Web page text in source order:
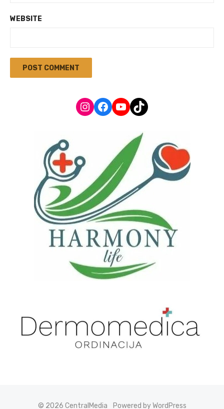
WEBSITE
Instagram
Facebook
YouTube
TikTok
© 2026 CentralMedia Powered by WordPress